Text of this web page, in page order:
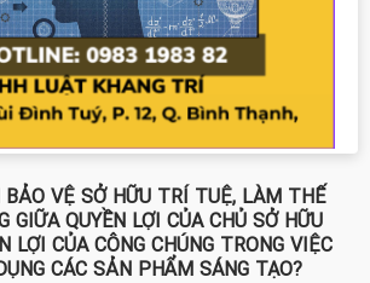
BẢO VỆ SỞ HỮU TRÍ TUỆ, LÀM THẾ
GIỮA QUYỀN LỢI CỦA CHỦ SỞ HỮU
LỢI CỦA CÔNG CHÚNG TRONG VIỆC
CÁC SẢN PHẨM SÁNG TẠO?